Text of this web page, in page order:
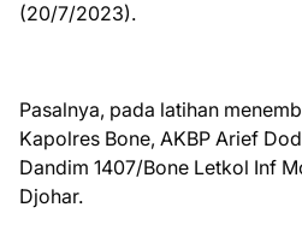
(20/7/2023).
Pasalnya, pada latihan
Kapolres Bone, AKBP Arief
Dandim 1407/Bone Letkol Inf
Djohar.